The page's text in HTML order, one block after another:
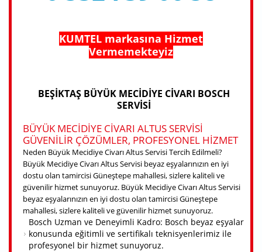
KUMTEL markasına Hizmet
Vermemekteyiz
BEŞIKTAŞ BÜYÜK MECIDIYE CIVARI BOSCH
SERVISI
BÜYÜK MECIDIYE CIVARI ALTUS SERVISI
GÜVENILIR ÇÖZÜMLER, PROFESYONEL HIZMET
Neden Büyük Mecidiye Civarı Altus Servisi Tercih Edilmeli?
Büyük Mecidiye Civarı Altus Servisi beyaz eşyalarınızın en iyi
dostu olan tamircisi Güneştepe mahallesi, sizlere kaliteli ve
güvenilir hizmet sunuyoruz. Büyük Mecidiye Civarı Altus Servisi
beyaz eşyalarınızın en iyi dostu olan tamircisi Güneştepe
mahallesi, sizlere kaliteli ve güvenilir hizmet sunuyoruz.
Bosch Uzman ve Deneyimli Kadro: Bosch beyaz eşyalar
konusunda eğitimli ve sertifikalı teknisyenlerimiz ile
profesyonel bir hizmet sunuyoruz.